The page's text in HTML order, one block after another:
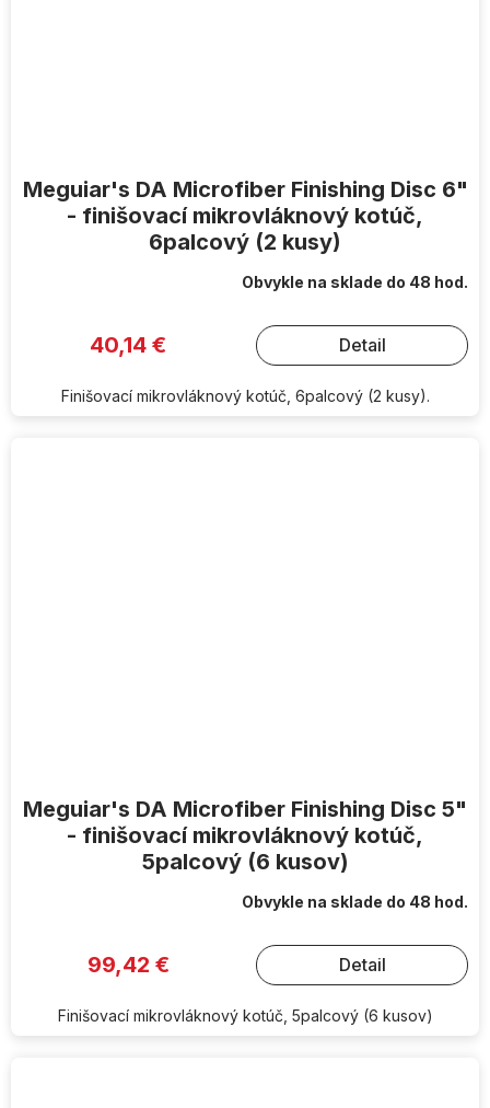
Meguiar's DA Microfiber Finishing Disc 6"
- finišovací mikrovláknový kotúč,
6palcový (2 kusy)
Obvykle na sklade do 48 hod.
40,14 € Detail
Finišovací mikrovláknový kotúč, 6palcový (2 kusy).
Meguiar's DA Microfiber Finishing Disc 5"
- finišovací mikrovláknový kotúč,
5palcový (6 kusov)
Obvykle na sklade do 48 hod.
99,42 € Detail
Finišovací mikrovláknový kotúč, 5palcový (6 kusov)